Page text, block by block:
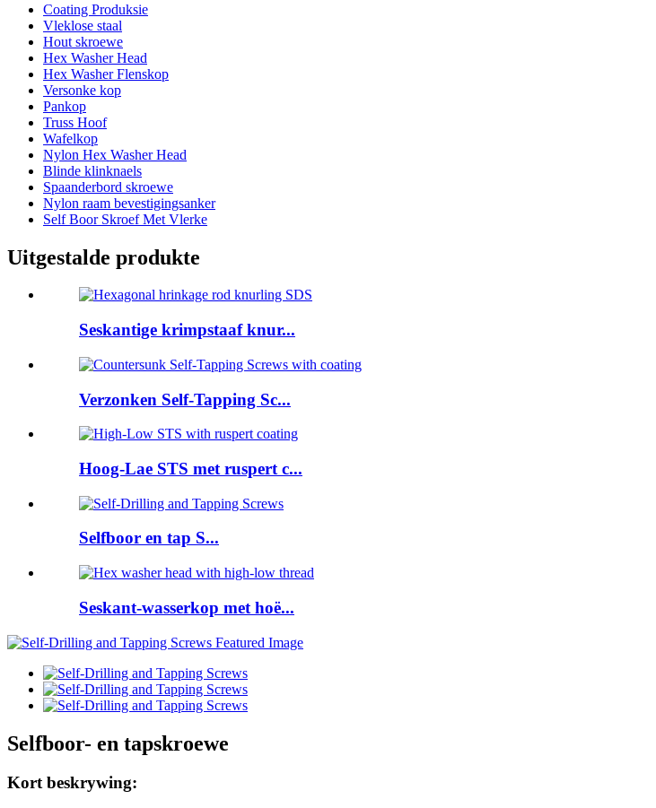
Coating Produksie
Vleklose staal
Hout skroewe
Hex Washer Head
Hex Washer Flenskop
Versonke kop
Pankop
Truss Hoof
Wafelkop
Nylon Hex Washer Head
Blinde klinknaels
Spaanderbord skroewe
Nylon raam bevestigingsanker
Self Boor Skroef Met Vlerke
Uitgestalde produkte
Seskantige krimpstaaf knur...
Verzonken Self-Tapping Sc...
Hoog-Lae STS met ruspert c...
Selfboor en tap S...
Seskant-wasserkop met hoë...
Selfboor- en tapskroewe
Kort beskrywing: